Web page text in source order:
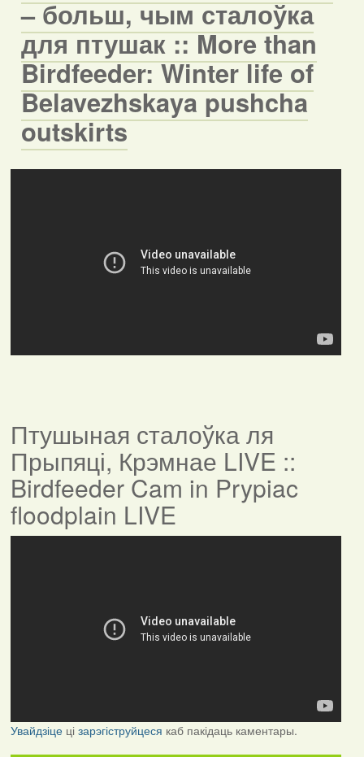
– больш, чым сталоўка
для птушак :: More than
Birdfeeder: Winter life of
Belavezhskaya pushcha
outskirts
Птушыная сталоўка ля
Прыпяці, Крэмнае LIVE ::
Birdfeeder Cam in Prypiac
floodplain LIVE
Увайдзіцеці зарэгіструйцеся каб пакідаць каментары.